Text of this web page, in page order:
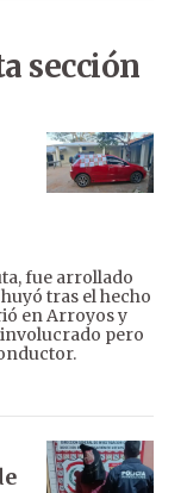
sección
fue arrollado
tras el hecho
en Arroyos y
pero